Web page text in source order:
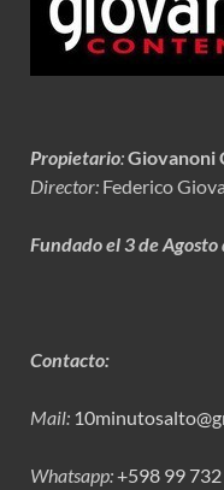
Propietario:Giovanoni
Director: Federico
Fundado el 3 de
Contacto:
Mail:
Whatsapp:+598 99